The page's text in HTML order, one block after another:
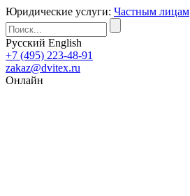
Юридические услуги: Частным лицам
Русский English
+7 (495) 223-48-91
zakaz@dvitex.ru
Онлайн